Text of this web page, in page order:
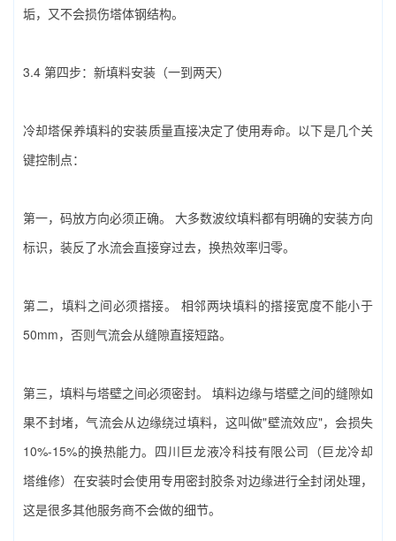
垢，又不会损伤塔体钢结构。
3.4 第四步：新填料安装（一到两天）
冷却塔保养填料‌的安装质量直接决定了使用寿命。以下是几个关
键控制点：
第一，码放方向必须正确。‌ 大多数波纹填料都有明确的安装方向
标识，装反了水流会直接穿过去，换热效率归零。
第二，填料之间必须搭接。‌ 相邻两块填料的搭接宽度不能小于
50mm，否则气流会从缝隙直接短路。
第三，填料与塔壁之间必须密封。‌ 填料边缘与塔壁之间的缝隙如
果不封堵，气流会从边缘绕过填料，这叫做"壁流效应"，会损失
10%-15%的换热能力。‌四川巨龙液冷科技有限公司（巨龙冷却
塔维修）‌在安装时会使用专用密封胶条对边缘进行全封闭处理，
这是很多其他服务商不会做的细节。